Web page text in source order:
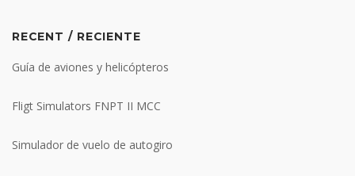
RECENT / RECIENTE
Guía de aviones y helicópteros
Fligt Simulators FNPT II MCC
Simulador de vuelo de autogiro